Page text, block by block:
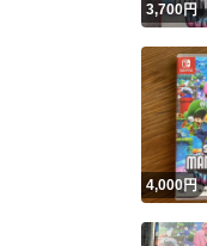
3,700円
4,000円